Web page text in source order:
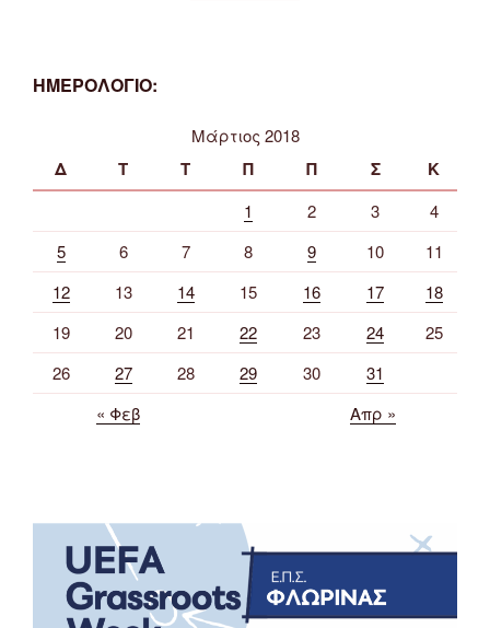
ΗΜΕΡΟΛΟΓΙΟ:
Μάρτιος 2018
Δ Τ Τ Π Π Σ Κ
1 2 3
4
5
6 7 8 9 10
11
12
13 14 15 16 17
18
19
20 21 22 23 24
25
26
27 28 29 30
31
« Φεβ
Απρ »